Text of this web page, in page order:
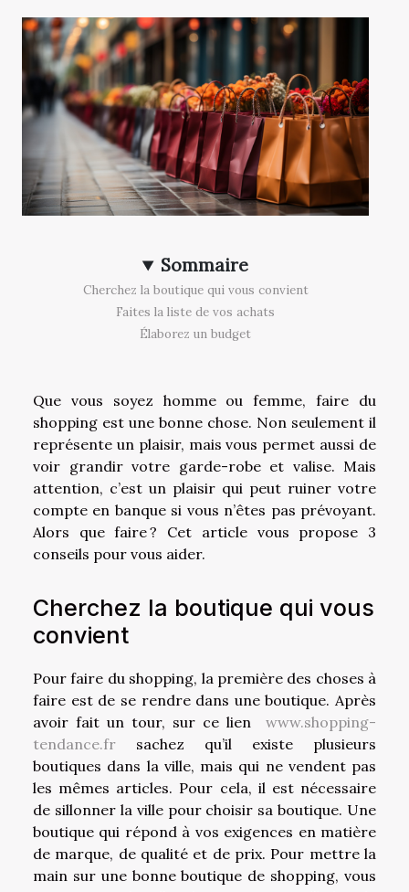
Sommaire
Cherchez la boutique qui vous convient
Faites la liste de vos achats
Élaborez un budget
Que vous soyez homme ou femme, faire du
shopping est une bonne chose. Non seulement il
représente un plaisir, mais vous permet aussi de
voir grandir votre garde-robe et valise. Mais
attention, c’est un plaisir qui peut ruiner votre
compte en banque si vous n’êtes pas prévoyant.
Alors que faire ? Cet article vous propose 3
conseils pour vous aider.
Cherchez la boutique qui vous
convient
Pour faire du shopping, la première des choses à
faire est de se rendre dans une boutique. Après
avoir fait un tour, sur ce lien www.shopping-
tendance.fr sachez qu’il existe plusieurs
boutiques dans la ville, mais qui ne vendent pas
les mêmes articles. Pour cela, il est nécessaire
de sillonner la ville pour choisir sa boutique. Une
boutique qui répond à vos exigences en matière
de marque, de qualité et de prix. Pour mettre la
main sur une bonne boutique de shopping, vous